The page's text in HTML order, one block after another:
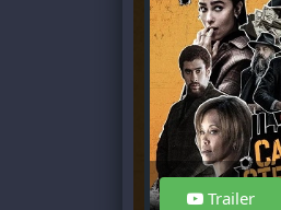
Trailer